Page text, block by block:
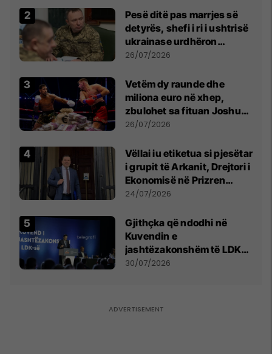
Pesë ditë pas marrjes së
detyrës, shefi i ri i ushtrisë
ukrainase urdhëron
kontroll të madh
26/07/2026
Vetëm dy raunde dhe
miliona euro në xhep,
zbulohet sa fituan Joshua
e Prenga
26/07/2026
Vëllai iu etiketua si pjesëtar
i grupit të Arkanit, Drejtori i
Ekonomisë në Prizren
mohon pretendimet
24/07/2026
Gjithçka që ndodhi në
Kuvendin e
jashtëzakonshëm të LDK-
së
30/07/2026